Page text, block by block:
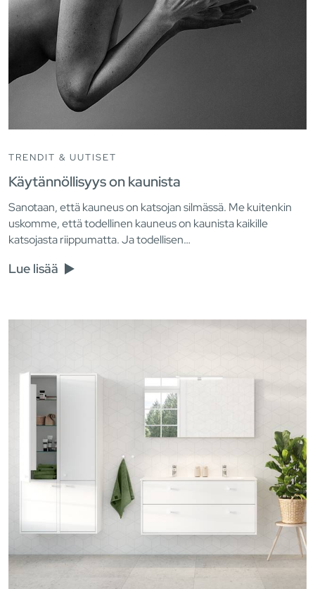
TRENDIT & UUTISET
Käytännöllisyys on kaunista
Sanotaan, että kauneus on katsojan silmässä. Me kuitenkin
uskomme, että todellinen kauneus on kaunista kaikille
katsojasta riippumatta. Ja todellisen…
Lue lisää